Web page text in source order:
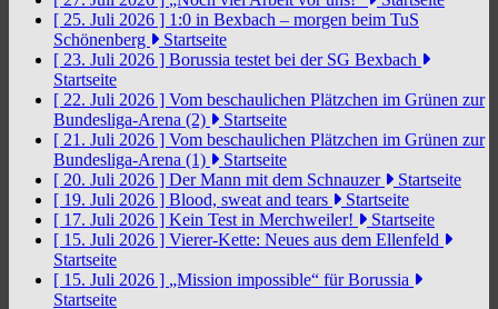
[ 25. Juli 2026 ] 1:0 in Bexbach – morgen beim TuS
Schönenberg
Startseite
[ 23. Juli 2026 ] Borussia testet bei der SG Bexbach
Startseite
[ 22. Juli 2026 ] Vom beschaulichen Plätzchen im Grünen zur
Bundesliga-Arena (2)
Startseite
[ 21. Juli 2026 ] Vom beschaulichen Plätzchen im Grünen zur
Bundesliga-Arena (1)
Startseite
[ 20. Juli 2026 ] Der Mann mit dem Schnauzer
Startseite
[ 19. Juli 2026 ] Blood, sweat and tears
Startseite
[ 17. Juli 2026 ] Kein Test in Merchweiler!
Startseite
[ 15. Juli 2026 ] Vierer-Kette: Neues aus dem Ellenfeld
Startseite
[ 15. Juli 2026 ] „Mission impossible“ für Borussia
Startseite